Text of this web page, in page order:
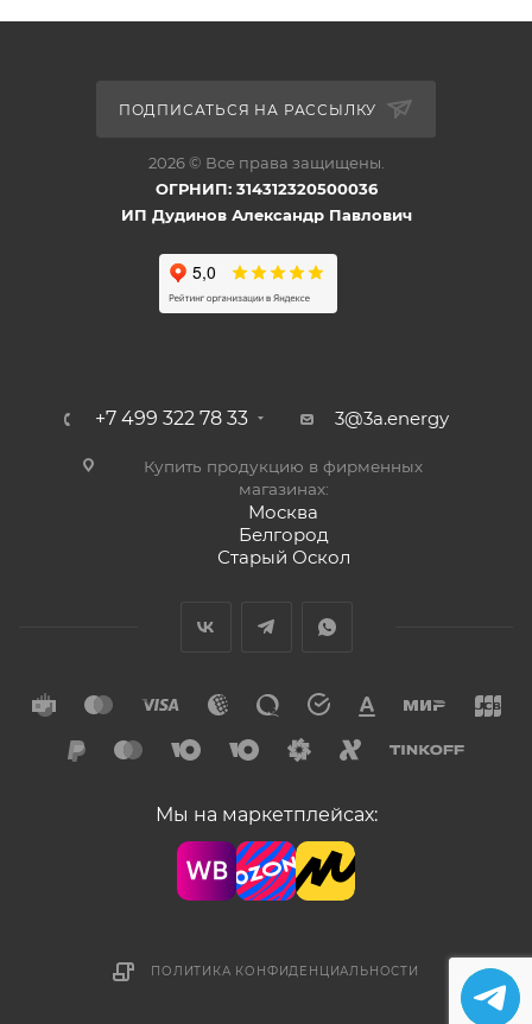
ПОДПИСАТЬСЯ НА РАССЫЛКУ
2026 © Все права защищены.
ОГРНИП: 314312320500036
ИП Дудинов Александр Павлович
+7 499 322 78 33 3@3a.energy
Купить продукцию в фирменных
магазинах:
Москва
Белгород
Старый Оскол
Мы на маркетплейсах:
ПОЛИТИКА КОНФИДЕНЦИАЛЬНОСТИ